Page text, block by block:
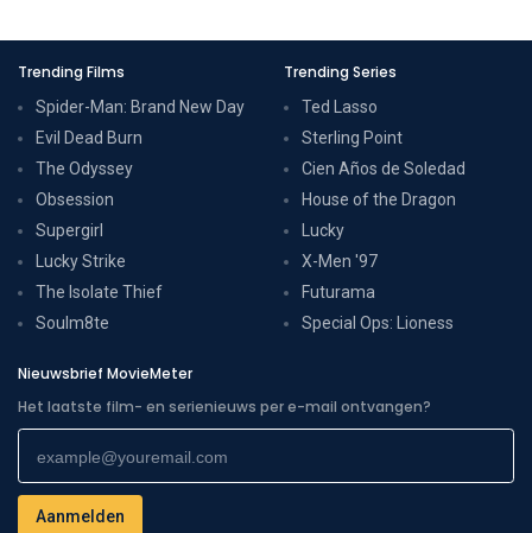
Trending Films
Spider-Man: Brand New Day
Evil Dead Burn
The Odyssey
Obsession
Supergirl
Lucky Strike
The Isolate Thief
Soulm8te
Trending Series
Ted Lasso
Sterling Point
Cien Años de Soledad
House of the Dragon
Lucky
X-Men '97
Futurama
Special Ops: Lioness
Nieuwsbrief MovieMeter
Het laatste film- en serienieuws per e-mail ontvangen?